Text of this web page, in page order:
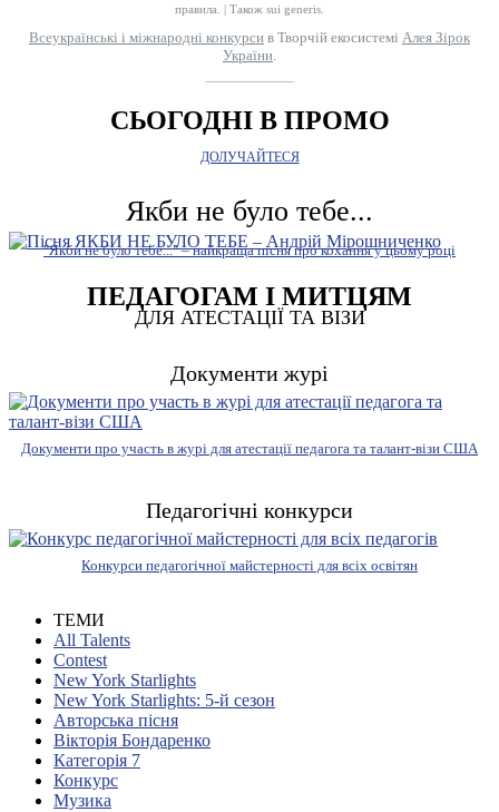
правила. | Також sui generis.
Всеукраїнські і міжнародні конкурси в Творчій екосистемі Алея Зірок
України
СЬОГОДНІ В ПРОМО
ДОЛУЧАЙТЕСЯ
Якби не було тебе...
"Якби не було тебе..." – найкраща пісня про кохання у цьому році
ПЕДАГОГАМ І МИТЦЯМ
ДЛЯ АТЕСТАЦІЇ ТА ВІЗИ
Документи журі
Документи про участь в журі для атестації педагога та талант-візи США
Педагогічні конкурси
Конкурси педагогічної майстерності для всіх освітян
ТЕМИ
All Talents
Contest
New York Starlights
New York Starlights: 5-й сезон
Авторська пісня
Вікторія Бондаренко
Категорія 7
Конкурс
Музика